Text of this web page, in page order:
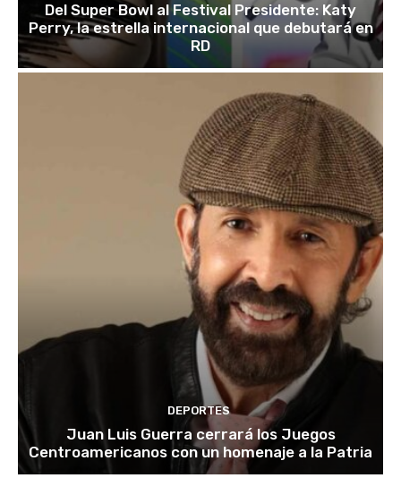
Del Super Bowl al Festival Presidente: Katy
Perry, la estrella internacional que debutará en
RD
DEPORTES
Juan Luis Guerra cerrará los Juegos
Centroamericanos con un homenaje a la Patria